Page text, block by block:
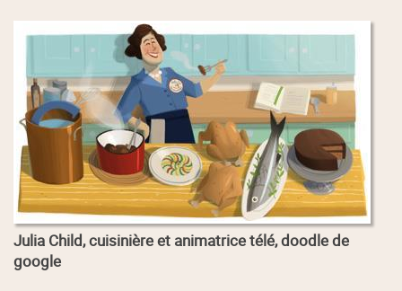
Julia Child, cuisinière et animatrice télé, doodle de
google